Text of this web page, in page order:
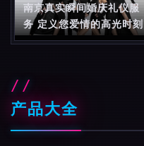
南京真实瞬间婚庆礼仪服
务 定义您爱情的高光时刻
产品大全